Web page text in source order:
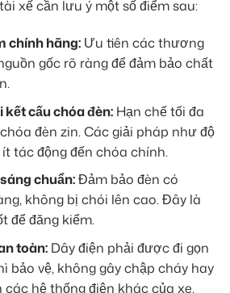
xế cần lưu ý một số điểm sau:
chính hãng: Ưu tiên các thương
gốc rõ ràng để đảm bảo chất
cấu chóa đèn: Hạn chế tối đa
đèn zin. Các giải pháp như độ
tác động đến chóa chính.
chuẩn:Đảm bảo đèn có
không bị chói lên cao. Đây là
để đăng kiểm.
toàn: Dây điện phải được đi gọn
bảo vệ, không gây chập cháy hay
hệ thống điện khác của xe.